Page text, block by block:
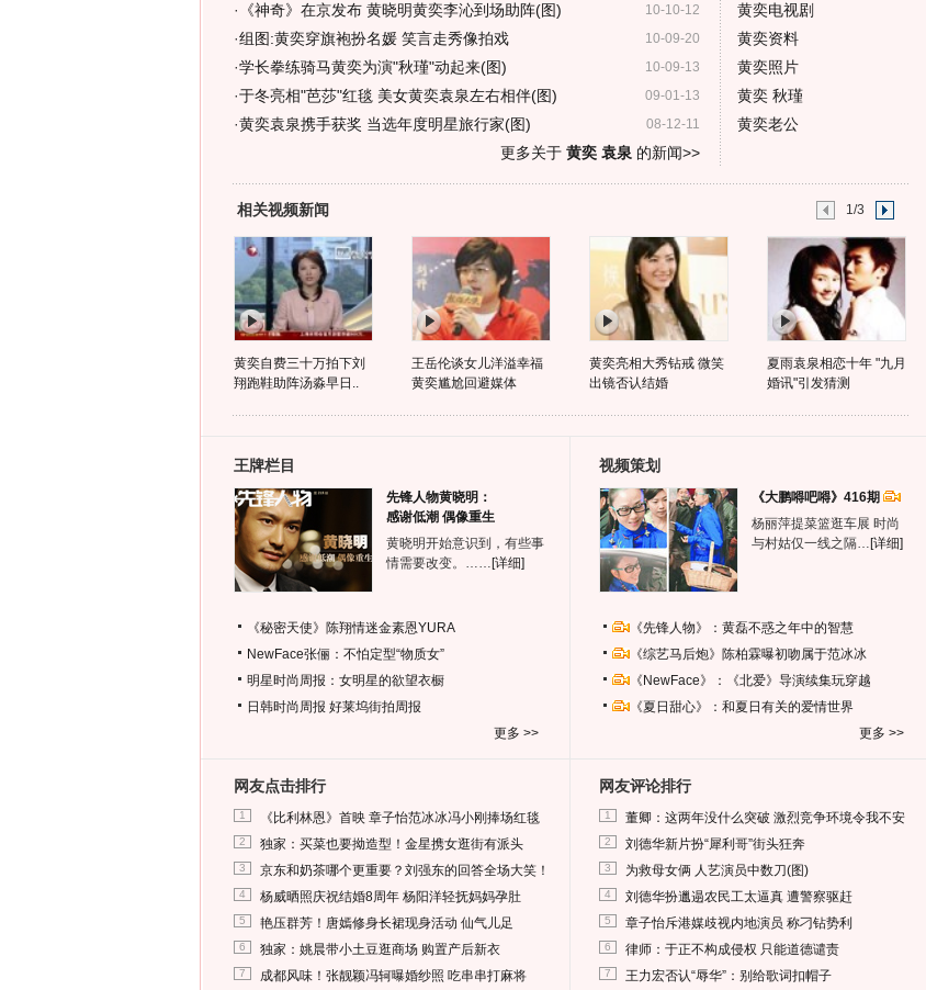
10-10-12
· 《神奇》在京发布 黄晓明黄奕李沁到场助阵(图)
10-09-20
·组图:黄奕穿旗袍扮名媛 笑言走秀像拍戏
10-09-13
·学长拳练骑马黄奕为演"秋瑾"动起来(图)
09-01-13
·于冬亮相"芭莎"红毯 美女黄奕袁泉左右相伴(图)
08-12-11
·黄奕袁泉携手获奖 当选年度明星旅行家(图)
更多关于 黄奕 袁泉 的新闻>>
黄奕电视剧
黄奕资料
黄奕照片
黄奕 秋瑾
黄奕老公
相关视频新闻 1/3
黄奕自费三十万拍下刘
翔跑鞋助阵汤淼早日..
王岳伦谈女儿洋溢幸福
黄奕尴尬回避媒体
黄奕亮相大秀钻戒 微笑
出镜否认结婚
夏雨袁泉相恋十年 "九月
婚讯"引发猜测
王牌栏目
先锋人物黄晓明：
感谢低潮 偶像重生
黄晓明开始意识到，有些事
情需要改变。…… [详细]
《秘密天使》陈翔情迷金素恩YURA
NewFace张俪：不怕定型“物质女”
明星时尚周报：女明星的欲望衣橱
日韩时尚周报 好莱坞街拍周报
更多 >>
视频策划
《大鹏嘚吧嘚》416期
杨丽萍提菜篮逛车展 时尚
与村姑仅一线之隔… [详细]
《先锋人物》：黄磊不惑之年中的智慧
《综艺马后炮》陈柏霖曝初吻属于范冰冰
《NewFace》：《北爱》导演续集玩穿越
《夏日甜心》：和夏日有关的爱情世界
更多 >>
网友点击排行
1 《比利林恩》首映 章子怡范冰冰冯小刚捧场红毯
2 独家：买菜也要拗造型！金星携女逛街有派头
3 京东和奶茶哪个更重要？刘强东的回答全场大笑！
4 杨威晒照庆祝结婚8周年 杨阳洋轻抚妈妈孕肚
5 艳压群芳！唐嫣修身长裙现身活动 仙气儿足
6 独家：姚晨带小土豆逛商场 购置产后新衣
7 成都风味！张靓颖冯轲曝婚纱照 吃串串打麻将
网友评论排行
1 董卿：这两年没什么突破 激烈竞争环境令我不安
2 刘德华新片扮“犀利哥”街头狂奔
3 为救母女俩 人艺演员中数刀(图)
4 刘德华扮邋遢农民工太逼真 遭警察驱赶
5 章子怡斥港媒歧视内地演员 称刁钻势利
6 律师：于正不构成侵权 只能道德谴责
7 王力宏否认“辱华”：别给歌词扣帽子